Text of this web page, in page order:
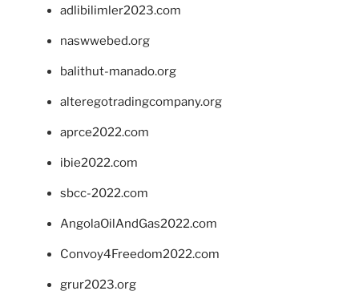
adlibilimler2023.com
naswwebed.org
balithut-manado.org
alteregotradingcompany.org
aprce2022.com
ibie2022.com
sbcc-2022.com
AngolaOilAndGas2022.com
Convoy4Freedom2022.com
grur2023.org